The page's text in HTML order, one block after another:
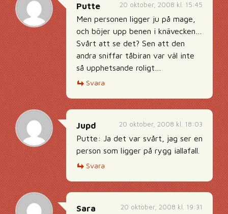
20 oktober, 2008 kl. 15:45
Putte
Men personen ligger ju på mage,
och böjer upp benen i knävecken…
Svårt att se det? Sen att den
andra sniffar tåbiran var väl inte
så upphetsande roligt…
Svara
20 oktober, 2008 kl. 18:03
Jupd
Putte: Ja det var svårt, jag ser en
person som ligger på rygg iallafall.
Svara
20 oktober, 2008 kl. 19:31
Sara